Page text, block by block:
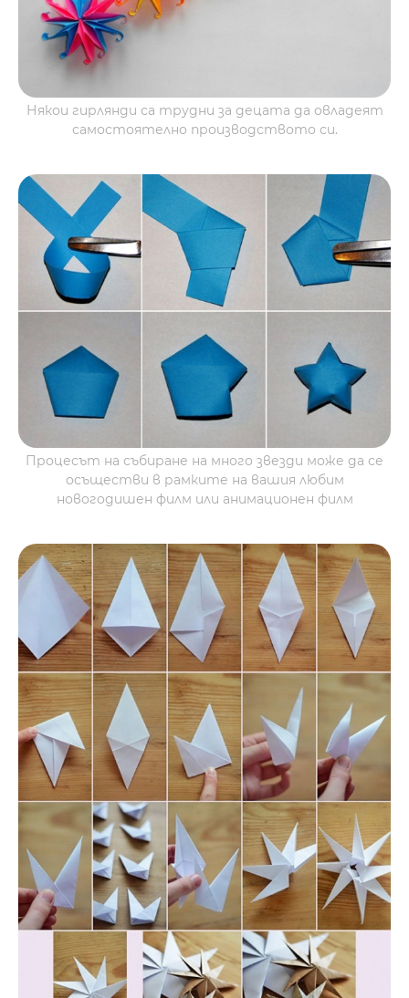
Някои гирлянди са трудни за децата да овладеят
самостоятелно производството си.
Процесът на събиране на много звезди може да се
осъществи в рамките на вашия любим
новогодишен филм или анимационен филм